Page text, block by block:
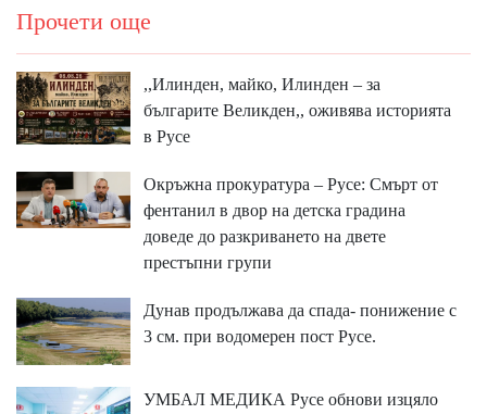
Прочети още
,,Илинден, майко, Илинден – за
българите Великден,, оживява историята
в Русе
Окръжна прокуратура – Русе: Смърт от
фентанил в двор на детска градина
доведе до разкриването на двете
престъпни групи
Дунав продължава да спада- понижение с
3 см. при водомерен пост Русе.
УМБАЛ МЕДИКА Русе обнови изцяло